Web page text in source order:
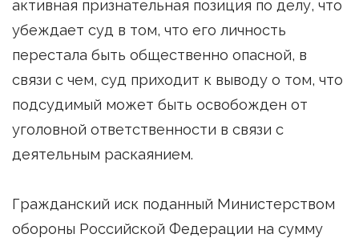
активная признательная позиция по делу, что
убеждает суд в том, что его личность
перестала быть общественно опасной, в
связи с чем, суд приходит к выводу о том, что
подсудимый может быть освобожден от
уголовной ответственности в связи с
деятельным раскаянием.
Гражданский иск поданный Министерством
обороны Российской Федерации на сумму